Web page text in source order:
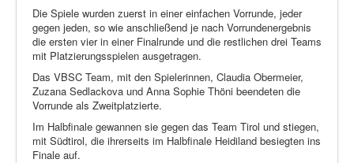
Die Spiele wurden zuerst in einer einfachen Vorrunde, jeder
gegen jeden, so wie anschließend je nach Vorrundenergebnis
die ersten vier in einer Finalrunde und die restlichen drei Teams
mit Platzierungsspielen ausgetragen.
Das VBSC Team, mit den Spielerinnen, Claudia Obermeier,
Zuzana Sedlackova und Anna Sophie Thöni beendeten die
Vorrunde als Zweitplatzierte.
Im Halbfinale gewannen sie gegen das Team Tirol und stiegen,
mit Südtirol, die ihrerseits im Halbfinale Heidiland besiegten ins
Finale auf.